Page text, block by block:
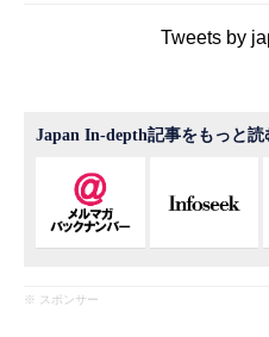
Tweets by
Japan In-depth記事をもっと読
※ スポンサー